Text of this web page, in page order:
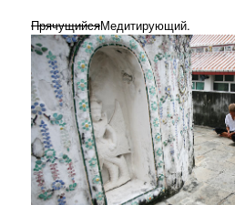
ПрячущийсяМедитирующий.